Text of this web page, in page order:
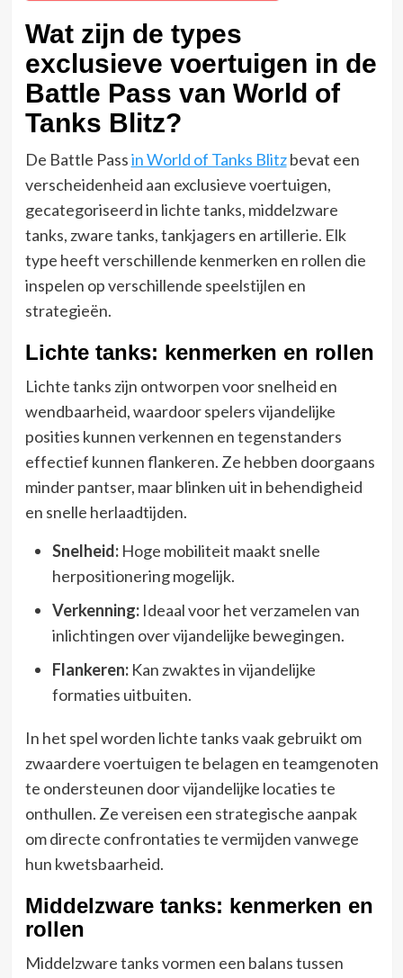
Wat zijn de types
exclusieve voertuigen in de
Battle Pass van World of
Tanks Blitz?
De Battle Passin World of Tanks Blitzbevat een
verscheidenheid aan exclusieve voertuigen,
gecategoriseerd in lichte tanks, middelzware
tanks, zware tanks, tankjagers en artillerie. Elk
type heeft verschillende kenmerken en rollen die
inspelen op verschillende speelstijlen en
strategieën.
Lichte tanks: kenmerken en rollen
Lichte tanks zijn ontworpen voor snelheid en
wendbaarheid, waardoor spelers vijandelijke
posities kunnen verkennen en tegenstanders
effectief kunnen flankeren. Ze hebben doorgaans
minder pantser, maar blinken uit in behendigheid
en snelle herlaadtijden.
Snelheid:Hoge mobiliteit maakt snelle
herpositionering mogelijk.
Verkenning:Ideaal voor het verzamelen van
inlichtingen over vijandelijke bewegingen.
Flankeren:Kan zwaktes in vijandelijke
formaties uitbuiten.
In het spel worden lichte tanks vaak gebruikt om
zwaardere voertuigen te belagen en teamgenoten
te ondersteunen door vijandelijke locaties te
onthullen. Ze vereisen een strategische aanpak
om directe confrontaties te vermijden vanwege
hun kwetsbaarheid.
Middelzware tanks: kenmerken en
rollen
Middelzware tanks vormen een balans tussen